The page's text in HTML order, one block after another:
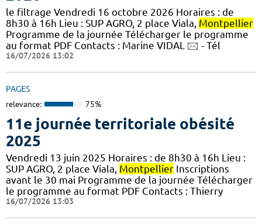
le filtrage Vendredi 16 octobre 2026 Horaires : de
8h30 à 16h Lieu : SUP AGRO, 2 place Viala, Montpellier
Programme de la journée Télécharger le programme
au format PDF Contacts : Marine VIDAL 🖂 - Tél
16/07/2026 13:02
PAGES
relevance: 75%
11e journée territoriale obésité
2025
Vendredi 13 juin 2025 Horaires : de 8h30 à 16h Lieu :
SUP AGRO, 2 place Viala, Montpellier Inscriptions
avant le 30 mai Programme de la journée Télécharger
le programme au format PDF Contacts : Thierry
16/07/2026 13:03